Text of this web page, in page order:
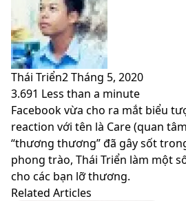
Thái Triển2 Tháng 5, 2020
3.691 Less than a minute
Facebook
X
LinkedIn
Pinterest
Messenger
Messenger
WhatsApp
Telegram
Viber
Share
via
Email
Print
Facebook vừa cho ra mắt biểu
reaction với tên là Care (quan
“thương thương” đã gây sốt
phong trào, Thái Triển làm một
cho các bạn lỡ thương.
Related Articles